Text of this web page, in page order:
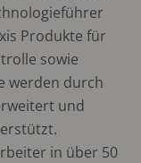
Produkte für
sowie
werden durch
und
in über 50